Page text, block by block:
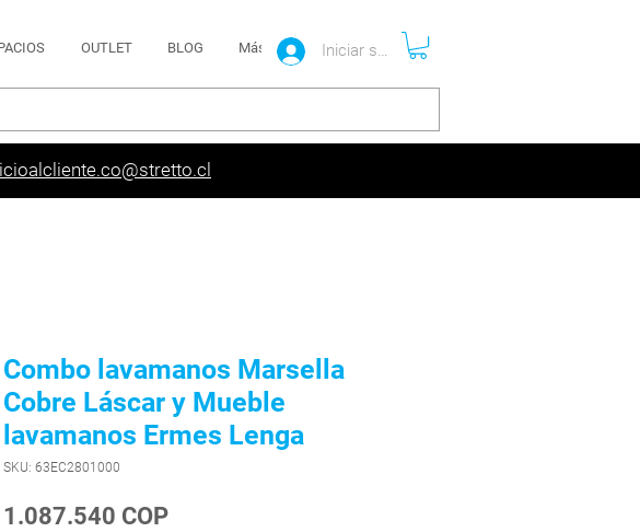
OUTLET BLOG Más Iniciar sesión
Combo lavamanos Marsella
Cobre Láscar y Mueble
lavamanos Ermes Lenga
SKU: 63EC2801000
1.087.540 COPPrecio